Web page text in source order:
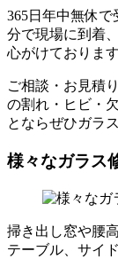
365日年中無休
分で現場に到着
心がけております
ご相談・お見積
の割れ・ヒビ・
とならぜひガラ
様々なガラス
掃き出し窓や腰
テーブル、サイ